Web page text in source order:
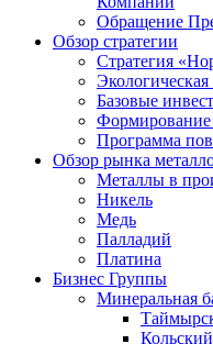
Обращение
Обзор стратегии
Стратегия
Базовые
Формирование
Программа
Обзор рынка
Металлы в
Никель
Медь
Палладий
Платина
Бизнес Группы
Минеральная